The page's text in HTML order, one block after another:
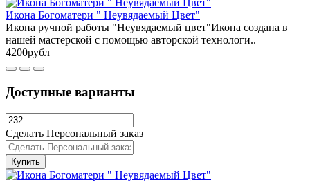
Икона Богоматери " Неувядаемый Цвет"
Икона ручной работы "Неувядаемый цвет"Икона создана в
нашей мастерской с помощью авторской технологи..
4200рубл
Доступные варианты
Сделать Персональный заказ
Купить